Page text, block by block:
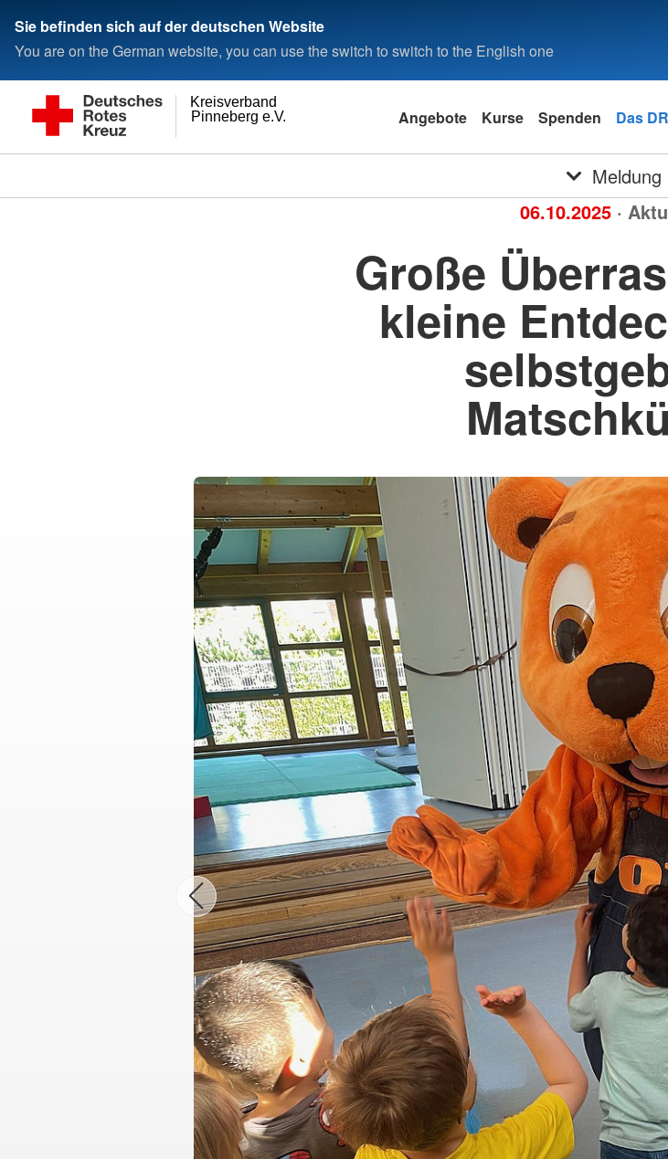
Sie befinden sich auf der deutschen Website
You are on the German website, you can use the switch to switch to the English one
Pinneberg e.V.
Kreisverband
Angebote Kurse Spenden Das
Meldung
06.10.2025 ·
Große
kleine